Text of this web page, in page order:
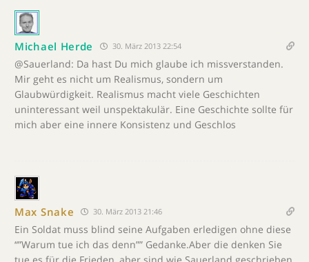
Michael Herde 30. März 2013 22:54
@Sauerland: Da hast Du mich glaube ich missverstanden.
Mir geht es nicht um Realismus, sondern um
Glaubwürdigkeit. Realismus macht viele Geschichten
uninteressant weil unspektakulär. Eine Geschichte sollte für
mich aber eine innere Konsistenz und Geschlos
Max Snake 30. März 2013 21:46
Ein Soldat muss blind seine Aufgaben erledigen ohne diese
“”Warum tue ich das denn”” Gedanke.Aber die denken Sie